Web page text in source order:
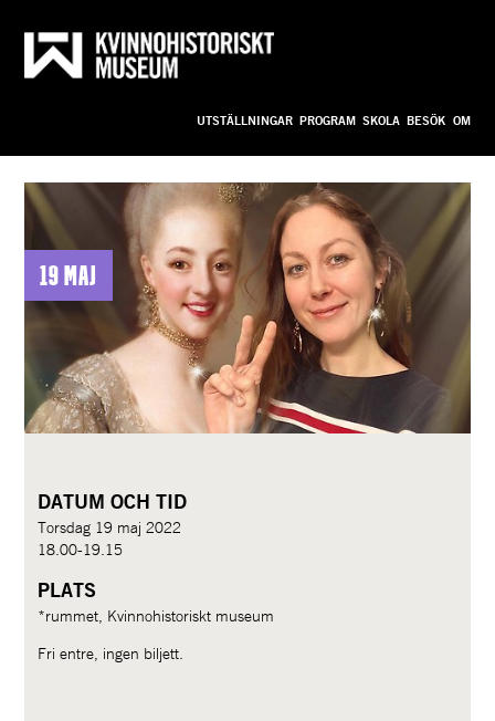
Till innehållet
UTSTÄLLNINGAR PROGRAM SKOLA BESÖK OM
bild_ny
19 maj
DATUM OCH TID
Torsdag 19 maj 2022
18.00-19.15
PLATS
*rummet, Kvinnohistoriskt museum
Fri entre, ingen biljett.